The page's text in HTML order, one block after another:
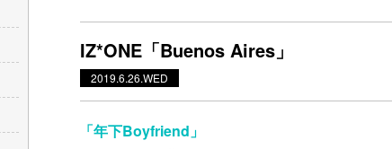
IZ*ONE「Buenos Aires」
2019.6.26.WED
「年下Boyfriend」